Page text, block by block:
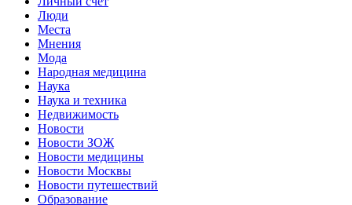
Люди
Места
Мнения
Мода
Народная медицина
Наука
Наука и техника
Недвижимость
Новости
Новости ЗОЖ
Новости медицины
Новости Москвы
Новости путешествий
Образование